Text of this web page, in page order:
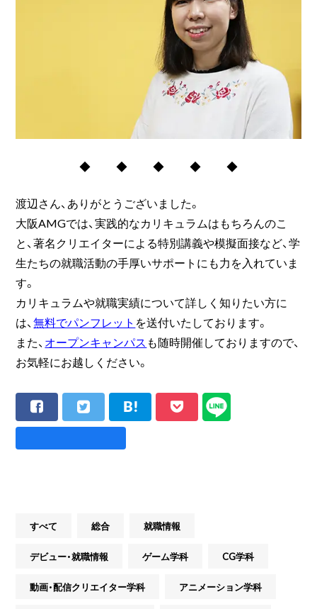
◆ ◆ ◆ ◆ ◆
渡辺さん、ありがとうございました。
大阪AMGでは、実践的なカリキュラムはもちろんのこ
と、著名クリエイターによる特別講義や模擬面接など、学
生たちの就職活動の手厚いサポートにも力を入れていま
す。
カリキュラムや就職実績について詳しく知りたい方に
は、無料でパンフレット を送付いたしております。
また、 オープンキャンパス も随時開催しておりますので、
お気軽にお越しください。
すべて 総合 就職情報
デビュー・就職情報 ゲーム学科 CG学科
動画・配信クリエイター学科 アニメーション学科